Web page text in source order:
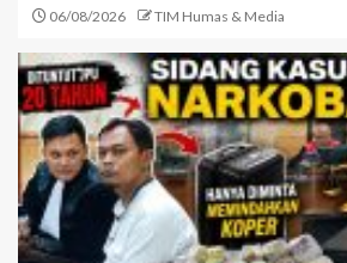
06/08/2026 TIM Humas & Media